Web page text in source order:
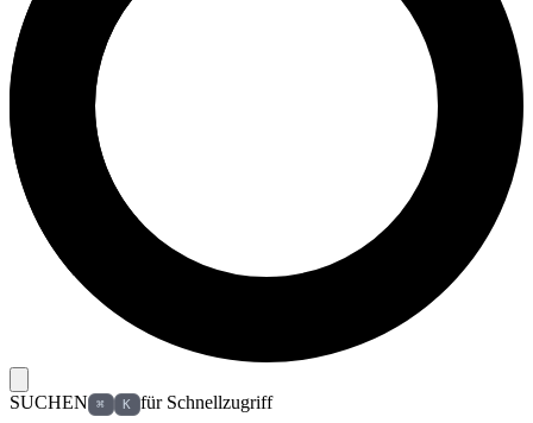
Overtime
Schiedsrichter
Football Lexikon
SUCHEN ⌘ K für Schnellzugriff